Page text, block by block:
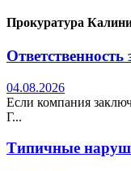
Прокуратура
04.08.2026
Если компания
Г...
Типичные